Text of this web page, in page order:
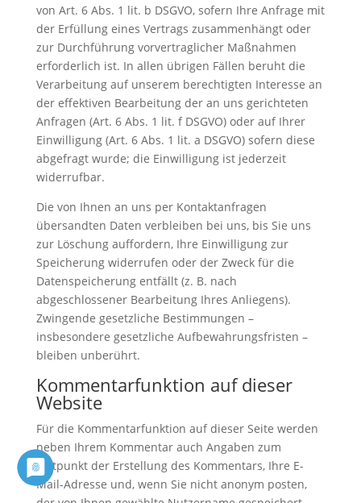
von Art. 6 Abs. 1 lit. b DSGVO, sofern Ihre Anfrage mit
der Erfüllung eines Vertrags zusammenhängt oder
zur Durchführung vorvertraglicher Maßnahmen
erforderlich ist. In allen übrigen Fällen beruht die
Verarbeitung auf unserem berechtigten Interesse an
der effektiven Bearbeitung der an uns gerichteten
Anfragen (Art. 6 Abs. 1 lit. f DSGVO) oder auf Ihrer
Einwilligung (Art. 6 Abs. 1 lit. a DSGVO) sofern diese
abgefragt wurde; die Einwilligung ist jederzeit
widerrufbar.
Die von Ihnen an uns per Kontaktanfragen
übersandten Daten verbleiben bei uns, bis Sie uns
zur Löschung auffordern, Ihre Einwilligung zur
Speicherung widerrufen oder der Zweck für die
Datenspeicherung entfällt (z. B. nach
abgeschlossener Bearbeitung Ihres Anliegens).
Zwingende gesetzliche Bestimmungen –
insbesondere gesetzliche Aufbewahrungsfristen –
bleiben unberührt.
Kommentar­funktion auf dieser
Website
Für die Kommentarfunktion auf dieser Seite werden
neben Ihrem Kommentar auch Angaben zum
Zeitpunkt der Erstellung des Kommentars, Ihre E-
Mail-Adresse und, wenn Sie nicht anonym posten,